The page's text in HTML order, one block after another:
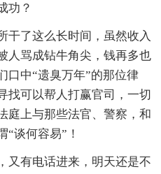
功？
干了这么长时间，虽然收入
人骂成钻牛角尖，钱再多也
口中“遗臭万年”的那位律
找可以帮人打赢官司，一切
庭上与那些法官、警察，和
“谈何容易”！
又有电话进来，明天还是不